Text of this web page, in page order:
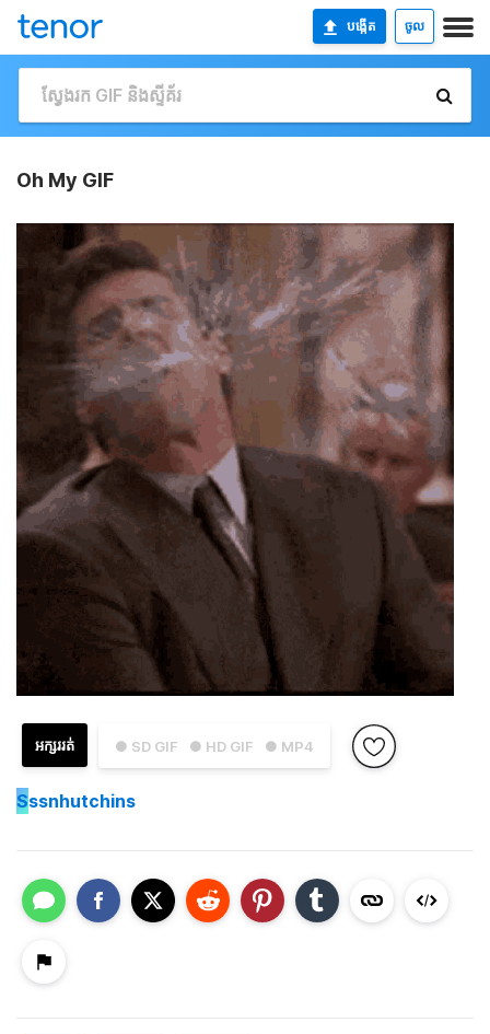
បង្កើត ចូល
Oh My GIF
● SD GIF ● HD GIF ● MP4
អក្សររត់
Sssnhutchins